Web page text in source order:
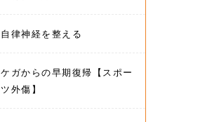
自律神経を整える
ケガからの早期復帰【スポー
ツ外傷】